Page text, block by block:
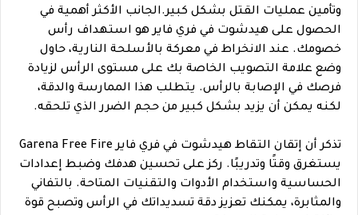
وتأمين عمليات القتل بشكل كبير.الجانب الأكثر أهمية في
الحصول على هيدشوت في فري فاير هو استهداف رأس
خصومك. عند الانخراط في معركة بالأسلحة النارية، حاول
وضع علامة التصويب الخاصة بك على مستوى الرأس لزيادة
فرصك في الإصابة بالرأس. يتطلب هذا الممارسة والدقة،
لكنه يمكن أن يزيد بشكل كبير من حجم الضرر الذي تلحقه.
تذكر أن إتقان التقاط هيدشوت في فري فاير Garena Free Fire
يستغرق وقتًا وتدريبًا. ركز على تحسين هدفك وضبط إعدادات
الحساسية واستخدام الأدوات والتقنيات المتاحة. بالتفاني
والمثابرة، يمكنك تعزيز دقة تسديداتك في الرأس وتصبح قوة